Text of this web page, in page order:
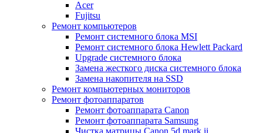
Acer
Fujitsu
Ремонт компьютеров
Ремонт системного блока MSI
Ремонт системного блока Hewlett Packard
Upgrade системного блока
Замена жесткого диска системного блока
Замена накопителя на SSD
Ремонт компьютерных мониторов
Ремонт фотоаппаратов
Ремонт фотоаппарата Canon
Ремонт фотоаппарата Samsung
Чистка матрицы Canon 5d mark ii